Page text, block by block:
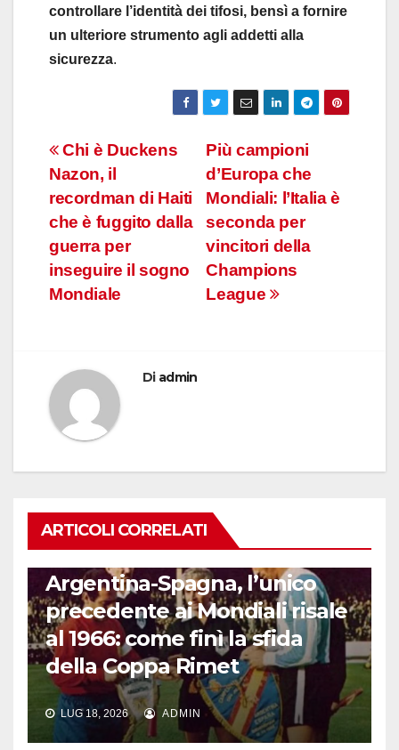
controllare l’identità dei tifosi, bensì a fornire
un ulteriore strumento agli addetti alla
sicurezza.
Navigazione
articoli
Più campioni
d’Europa che
Mondiali: l’Italia è
seconda per
vincitori della
Champions
League
Chi è Duckens
Nazon, il
recordman di Haiti
che è fuggito dalla
guerra per
inseguire il sogno
Mondiale
Di admin
ARTICOLI CORRELATI
Argentina-Spagna, l’unico
precedente ai Mondiali risale
al 1966: come finì la sfida
della Coppa Rimet
LUG 18, 2026 ADMIN